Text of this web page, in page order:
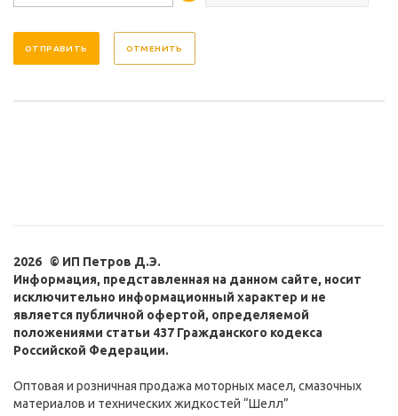
ОТМЕНИТЬ
2026 © ИП Петров Д.Э.
Информация, представленная на данном сайте, носит
исключительно информационный характер и не
является публичной офертой, определяемой
положениями статьи 437 Гражданского кодекса
Российской Федерации.
Оптовая и розничная продажа моторных масел, смазочных
материалов и технических жидкостей “Шелл”